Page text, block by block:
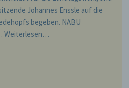
Johannes Enssle auf die
begeben. NABU
Weiterlesen…